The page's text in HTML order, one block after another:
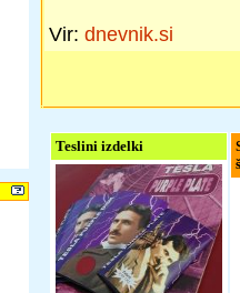
Vir: dnevnik.si
Teslini izdelki